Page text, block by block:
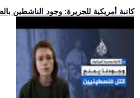
.. كاتبة أمريكية للجزيرة: وجود الناشطين